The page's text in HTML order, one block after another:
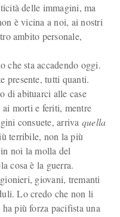
delle immagini, ma
è vicina a noi, ai nostri
ambito personale,
che sta accadendo oggi.
presente, tutti quanti.
di abituarci alle case
morti e feriti, mentre
consuete, arriva quella
terribile, non la più
noi la molla del
cosa è la guerra.
giovani, tremanti
Lo credo che non li
più forza pacifista una